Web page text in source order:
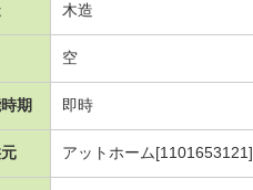
木造
空
期 即時
アットホーム[1101653121]